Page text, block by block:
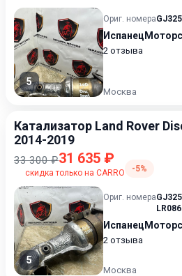
5
Ориг. номера
ИспанецМоторс
2 отзыва
Москва
Катализатор Land Rover
2014-2019
33 300 ₽31 635 ₽
скидка только на CARRO -5%
5
Ориг. номера
ИспанецМоторс
2 отзыва
Москва